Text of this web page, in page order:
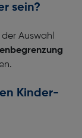
sein?
Auswahl
Kinder-